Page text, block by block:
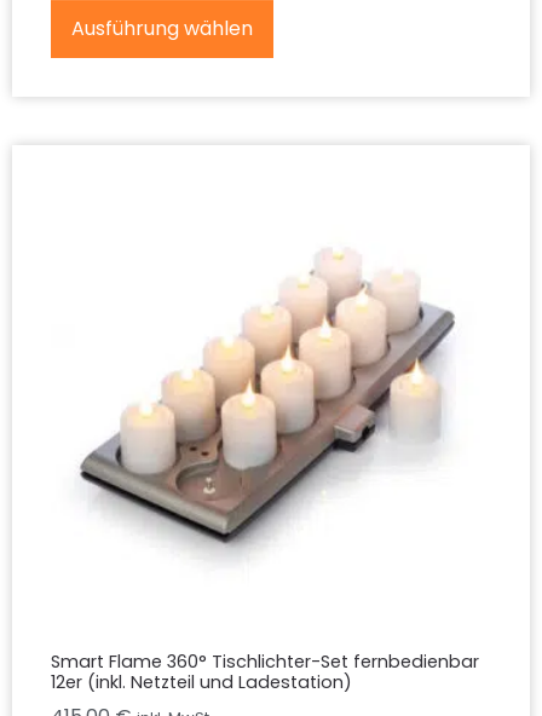
Ausführung wählen
Smart Flame 360° Tischlichter-Set fernbedienbar
12er (inkl. Netzteil und Ladestation)